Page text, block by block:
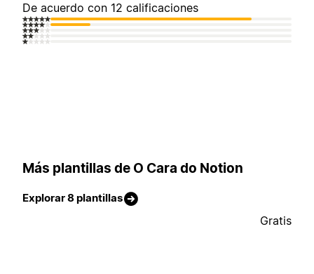
De acuerdo con 12 calificaciones
Más plantillas de O Cara do Notion
Explorar 8 plantillas
Gratis